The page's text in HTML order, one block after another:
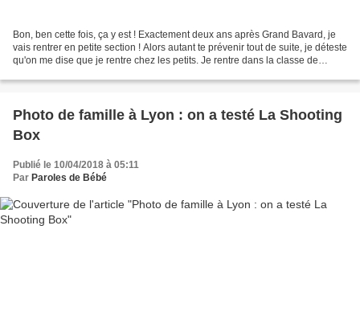
Bon, ben cette fois, ça y est ! Exactement deux ans après Grand Bavard, je
vais rentrer en petite section ! Alors autant te prévenir tout de suite, je déteste
qu'on me dise que je rentre chez les petits. Je rentre dans la classe de
Photo de famille à Lyon : on a testé La Shooting
Box
Publié le 10/04/2018 à 05:11
Par Paroles de Bébé